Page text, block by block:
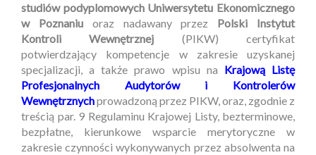
studiów podyplomowych Uniwersytetu Ekonomicznego
w Poznaniuoraz nadawany przez Polski Instytut
Kontroli Wewnętrznej (PIKW) certyfikat
potwierdzający kompetencje w zakresie uzyskanej
specjalizacji, a także prawo wpisu na Krajową Listę
Profesjonalnych Audytorów i Kontrolerów
Wewnętrznychprowadzoną przez PIKW, oraz, zgodnie z
treścią par. 9 Regulaminu Krajowej Listy, bezterminowe,
bezpłatne, kierunkowe wsparcie merytoryczne w
zakresie czynności wykonywanych przez absolwenta na